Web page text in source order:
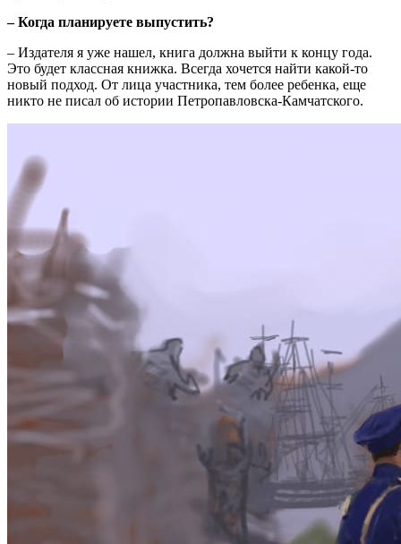
– Когда планируете выпустить?
– Издателя я уже нашел, книга должна выйти к концу года.
Это будет классная книжка. Всегда хочется найти какой-то
новый подход. От лица участника, тем более ребенка, еще
никто не писал об истории Петропавловска-Камчатского.